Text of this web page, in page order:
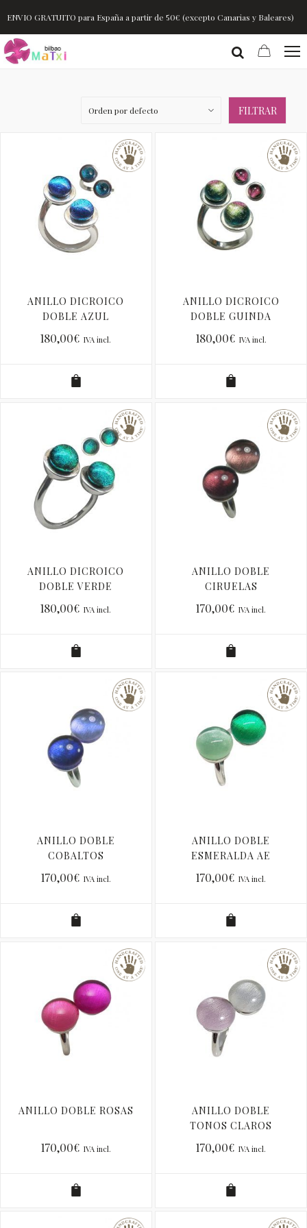
ENVIO GRATUITO para España a partir de 50€ (excepto Canarias y Baleares)
FILTRAR
ANILLO DICROICO
DOBLE AZUL
180,00€ IVA incl.
ANILLO DICROICO
DOBLE GUINDA
180,00€ IVA incl.
ANILLO DICROICO
DOBLE VERDE
180,00€ IVA incl.
ANILLO DOBLE
CIRUELAS
170,00€ IVA incl.
ANILLO DOBLE
COBALTOS
170,00€ IVA incl.
ANILLO DOBLE
ESMERALDA AE
170,00€ IVA incl.
ANILLO DOBLE ROSAS
170,00€ IVA incl.
ANILLO DOBLE
TONOS CLAROS
170,00€ IVA incl.